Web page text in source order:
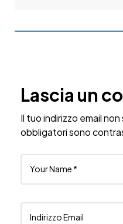
Lascia un
Il tuo indirizzo email
obbligatori sono